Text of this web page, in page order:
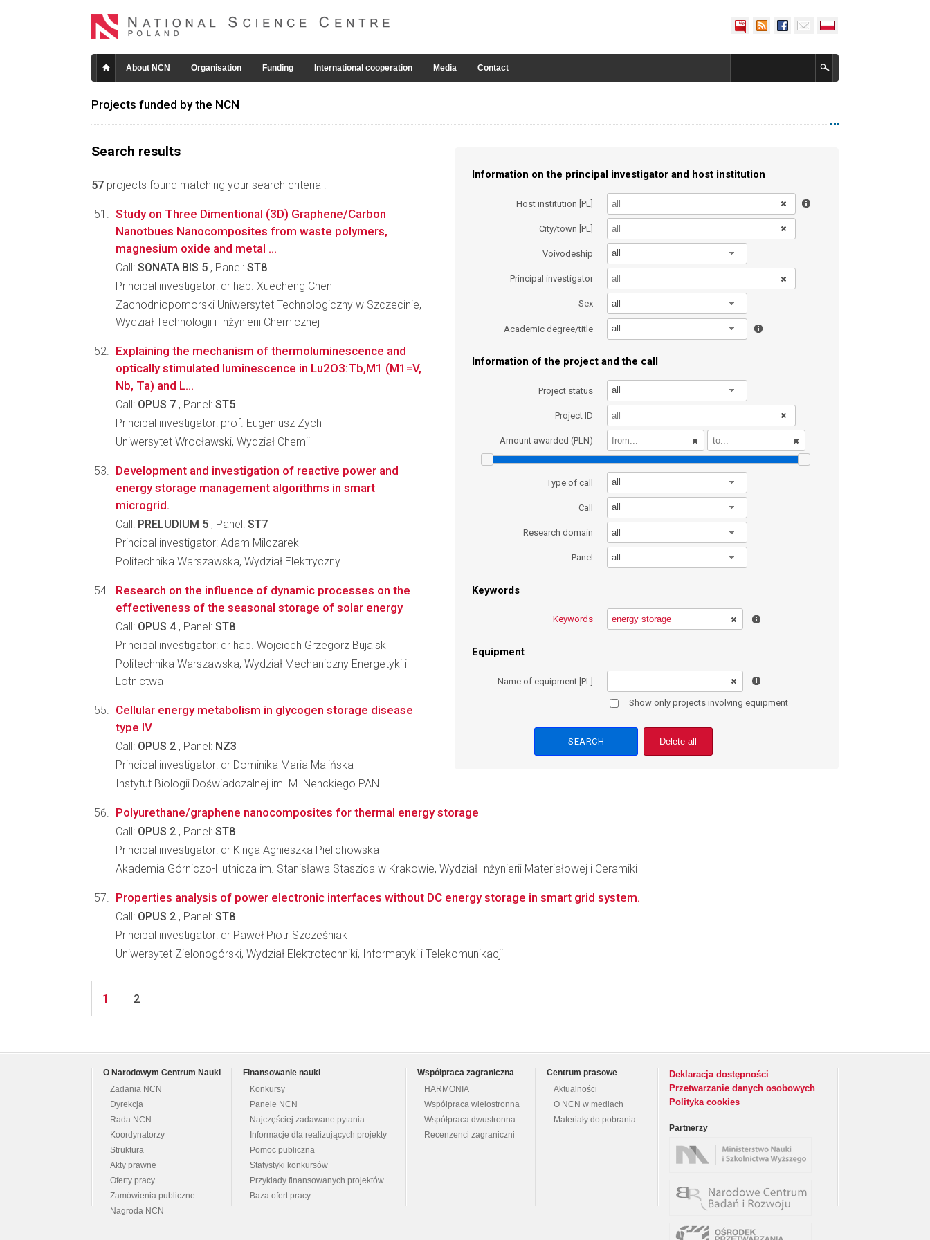
About NCN Organisation Funding International cooperation Media Contact
Projects funded by the NCN
Search results
57 projects found matching your search criteria :
Information on the principal investigator and host institution
Host institution [PL]
City/town [PL]
Voivodeship all
Principal investigator
Sex all
Academic degree/title all
Information of the project and the call
Project status all
Project ID
Amount awarded (PLN)
Type of call all
Call all
Research domain all
Panel all
Keywords
Keywords
Equipment
Name of equipment [PL]
Show only projects involving equipment
Delete all
Study on Three Dimentional (3D) Graphene/Carbon
Nanotbues Nanocomposites from waste polymers,
magnesium oxide and metal ...
Call: SONATA BIS 5 , Panel: ST8
Principal investigator: dr hab. Xuecheng Chen
Zachodniopomorski Uniwersytet Technologiczny w Szczecinie,
Wydział Technologii i Inżynierii Chemicznej
Explaining the mechanism of thermoluminescence and
optically stimulated luminescence in Lu2O3:Tb,M1 (M1=V,
Nb, Ta) and L...
Call: OPUS 7 , Panel: ST5
Principal investigator: prof. Eugeniusz Zych
Uniwersytet Wrocławski, Wydział Chemii
Development and investigation of reactive power and
energy storage management algorithms in smart
microgrid.
Call: PRELUDIUM 5 , Panel: ST7
Principal investigator: Adam Milczarek
Politechnika Warszawska, Wydział Elektryczny
Research on the influence of dynamic processes on the
effectiveness of the seasonal storage of solar energy
Call: OPUS 4, Panel: ST8
Principal investigator: dr hab. Wojciech Grzegorz Bujalski
Politechnika Warszawska, Wydział Mechaniczny Energetyki i
Lotnictwa
Cellular energy metabolism in glycogen storage disease
type IV
Call: OPUS 2 , Panel: NZ3
Principal investigator: dr Dominika Maria Malińska
Instytut Biologii Doświadczalnej im. M. Nenckiego PAN
Polyurethane/graphene nanocomposites for thermal energy storage
Call: OPUS 2 , Panel: ST8
Principal investigator: dr Kinga Agnieszka Pielichowska
Akademia Górniczo-Hutnicza im. Stanisława Staszica w Krakowie, Wydział Inżynierii Materiałowej i Ceramiki
Properties analysis of power electronic interfaces without DC energy storage in smart grid system.
Call: OPUS 2 , Panel: ST8
Principal investigator: dr Paweł Piotr Szcześniak
Uniwersytet Zielonogórski, Wydział Elektrotechniki, Informatyki i Telekomunikacji
1 2
O Narodowym Centrum Nauki
Zadania NCN
Dyrekcja
Rada NCN
Koordynatorzy
Struktura
Akty prawne
Oferty pracy
Zamówienia publiczne
Nagroda NCN
Finansowanie nauki
Konkursy
Panele NCN
Najczęściej zadawane pytania
Informacje dla realizujących projekty
Pomoc publiczna
Statystyki konkursów
Przykłady finansowanych projektów
Baza ofert pracy
Współpraca zagraniczna
HARMONIA
Współpraca wielostronna
Współpraca dwustronna
Recenzenci zagraniczni
Centrum prasowe
Aktualności
O NCN w mediach
Materiały do pobrania
Deklaracja dostępności
Przetwarzanie danych osobowych
Polityka cookies
Partnerzy